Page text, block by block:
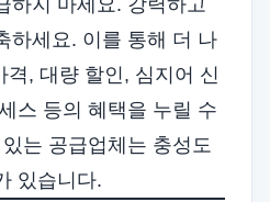
하지 마세요. 강력하고
하세요. 이를 통해 더 나
격, 대량 할인, 심지어 신
스 등의 혜택을 누릴 수
는 공급업체는 충성도
있습니다.